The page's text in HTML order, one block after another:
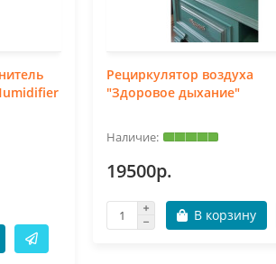
Рециркулятор воздуха
"Здоровое дыхание"
19500р.
В корзину